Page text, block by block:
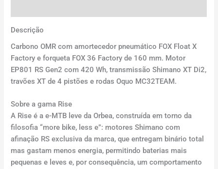
Descrição
Carbono OMR com amortecedor pneumático FOX Float X
Factory e forqueta FOX 36 Factory de 160 mm. Motor
EP801 RS Gen2 com 420 Wh, transmissão Shimano XT Di2,
travões XT de 4 pistões e rodas Oquo MC32TEAM.
Sobre a gama Rise
A Rise é a e-MTB leve da Orbea, construída em torno da
filosofia “more bike, less e”: motores Shimano com
afinação RS exclusiva da marca, que entregam binário total
mas gastam menos energia, permitindo baterias mais
pequenas e leves e, por consequência, um comportamento